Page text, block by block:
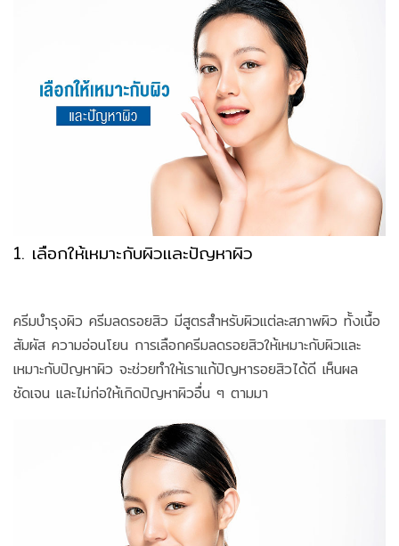
1. เลือกให้เหมาะกับผิวและปัญหาผิว
ครีมบำรุงผิว ครีมลดรอยสิว มีสูตรสำหรับผิวแต่ละสภาพผิว ทั้งเนื้อ
สัมผัส ความอ่อนโยน การเลือกครีมลดรอยสิวให้เหมาะกับผิวและ
เหมาะกับปัญหาผิว จะช่วยทำให้เราแก้ปัญหารอยสิวได้ดี เห็นผล
ชัดเจน และไม่ก่อให้เกิดปัญหาผิวอื่น ๆ ตามมา